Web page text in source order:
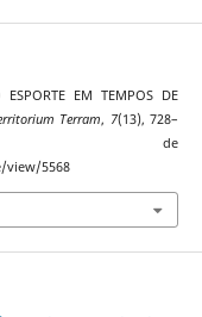
EM TEMPOS DE
Terram, 7(13), 728–
de
5568